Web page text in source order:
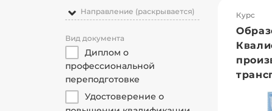
Направление (раскрывается)
Вид документа
Диплом о
профессиональной
переподготовке
Удостоверение о
Курс